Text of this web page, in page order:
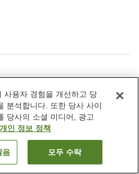
HISOM
보기
사용자 경험을 개선하고 당
분석합니다. 또한 당사 사이
당사의 소셜 미디어, 광고
개인 정보 정책
음 모두 수락